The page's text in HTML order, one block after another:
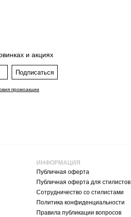
и акциях
Подписаться
промоакции
ИНФОРМАЦИЯ
Публичная оферта
Публичная оферта для стилистов
Сотрудничество со стилистами
Политика конфиденциальности
Правила публикации вопросов